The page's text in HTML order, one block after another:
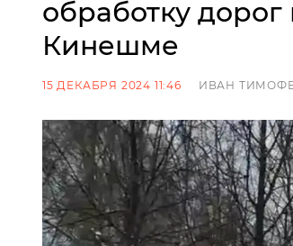
обработку дорог
Кинешме
15 ДЕКАБРЯ 2024 11:46 ИВАН